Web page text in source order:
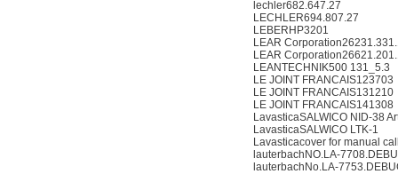
lechler682.647.27
LECHLER694.807.27
LEBERHP3201
LEAR
LEAR
LEANTECHNIK500 131_5.3
LE JOINT FRANCAIS123703
LE JOINT FRANCAIS131210
LE JOINT FRANCAIS141308
LavasticaSALWICO NID-38
LavasticaSALWICO LTK-1
Lavasticacover for manual
lauterbachNO.LA-
lauterbachNo.LA-